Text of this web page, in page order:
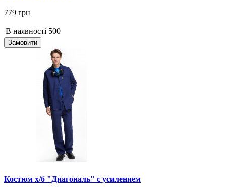
779 грн
В наявності 500
Замовити
Костюм х/б "Диагональ" с усилением